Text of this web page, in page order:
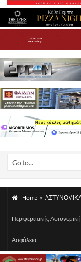
Go to...
Home »
Περιφερειακής
Ασφάλεια